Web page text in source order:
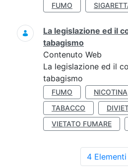
FUMO
La legislazione ed il
tabagismo
Contenuto Web
La legislazione ed il
tabagismo
FUMO NICOTINA
TABACCO
VIETATO FUMARE
4 Elementi